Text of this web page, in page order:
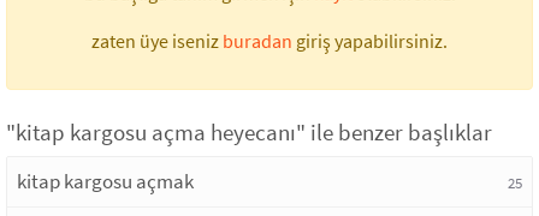
zaten üye iseniz buradan giriş yapabilirsiniz.
"kitap kargosu açma heyecanı" ile benzer başlıklar
kitap kargosu açmak 25